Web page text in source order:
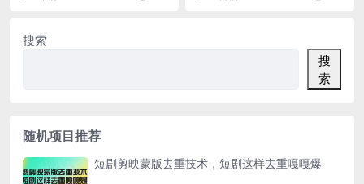
搜索
搜
索
随机项目推荐
短剧剪映蒙版去重技术，短剧这样去重嘎嘎爆